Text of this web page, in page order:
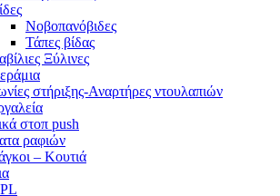
Νοβοπανόβιδες
Τάπες βίδας
Ξύλινες
στήριξης-Αναρτήρες ντουλαπιών
στοπ push
ραφιών
– Κουτιά